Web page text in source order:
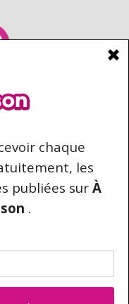
CONTACT
D'AUTEUR
TOUS DROITS
CONTENU N'EST